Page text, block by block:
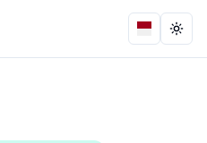
Bahasa